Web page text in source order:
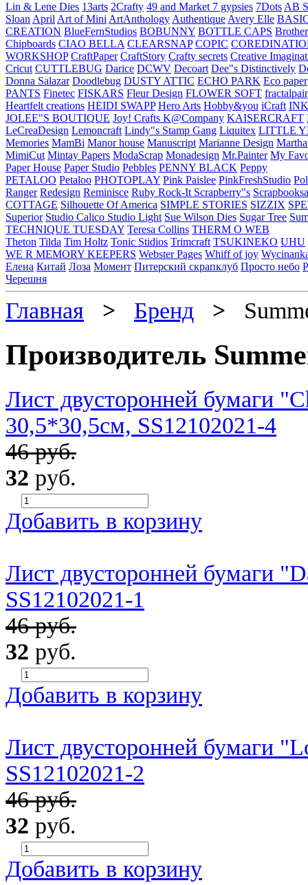
Lin & Lene Dies 13arts 2Crafty 49 and Market 7 gypsies 7Dots AB
Sloan April Art of Mini ArtAnthology Authentique Avery Elle
CREATION BlueFernStudios BOBUNNY BOTTLE CAPS Brother
Chipboards CIAO BELLA CLEARSNAP COPIC
WORKSHOP CraftPaper CraftStory Crafty secrets Creative
Cricut CUTTLEBUG Darice DCWV Decoart Dee"s Distinctively
Donna Salazar Doodlebug DUSTY ATTIC ECHO PARK Eco paper
PANTS Finetec FISKARS Fleur Design FLOWER SOFT
Heartfelt creations HEIDI SWAPP Hero Arts Hobby&you iCraft
JOLEE"S BOUTIQUE Joy! Crafts K@Company KAISERCRAFT
LeCreaDesign Lemoncraft Lindy"s Stamp Gang Liquitex LITTLE
Memories MamBi Manor house Manuscript Marianne Design
MimiCut Mintay Papers ModaScrap Monadesign Mr.Painter My
Paper House Paper Studio Pebbles PENNY BLACK Peppy
PETALOO Petaloo PHOTOPLAY Pink Paislee PinkFreshStudio
Ranger Redesign Reminisce Ruby Rock-It Scrapberry"s
COTTAGE Silhouette Of America SIMPLE STORIES SIZZIX
Superior Studio Calico Studio Light Sue Wilson Dies Sugar Tree
TECHNIQUE TUESDAY Teresa Collins THERM O WEB
Theton Tilda Tim Holtz Tonic Stidios Trimcraft TSUKINEKO UHU
WE R MEMORY KEEPERS Webster Pages Whiff of joy
Елена Китай Лоза Момент Питерский скрапклуб Просто небо
Черешня
Главная > Бренд >
Производитель
Лист двусторонней бумаги
30,5*30,5см, SS12102021-4
46 руб.
32 руб.
Добавить в корзину
Лист двусторонней бумаги
SS12102021-1
46 руб.
32 руб.
Добавить в корзину
Лист двусторонней бумаги
SS12102021-2
46 руб.
32 руб.
Добавить в корзину